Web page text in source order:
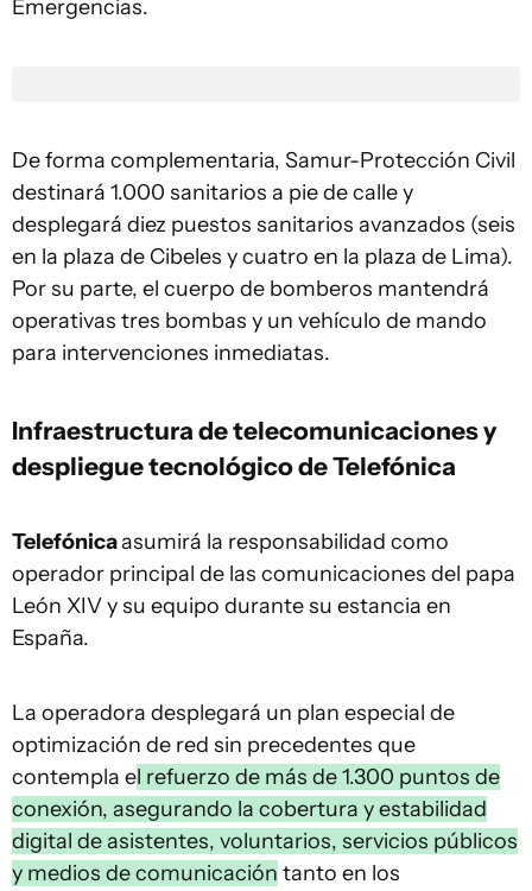
Emergencias.
De forma complementaria, Samur-Protección Civil
destinará 1.000 sanitarios a pie de calle y
desplegará diez puestos sanitarios avanzados (seis
en la plaza de Cibeles y cuatro en la plaza de Lima).
Por su parte, el cuerpo de bomberos mantendrá
operativas tres bombas y un vehículo de mando
para intervenciones inmediatas.
Infraestructura de telecomunicaciones y
despliegue tecnológico de Telefónica
Telefónicaasumirá la responsabilidad como
operador principal de las comunicaciones del papa
León XIV y su equipo durante su estancia en
España.
La operadora desplegará un plan especial de
optimización de red sin precedentes que
contempla el refuerzo de más de 1.300 puntos de
conexión, asegurando la cobertura y estabilidad
digital de asistentes, voluntarios, servicios públicos
y medios de comunicación tanto en los